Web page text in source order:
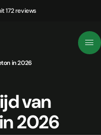
172 reviews
in 2026
van
2026